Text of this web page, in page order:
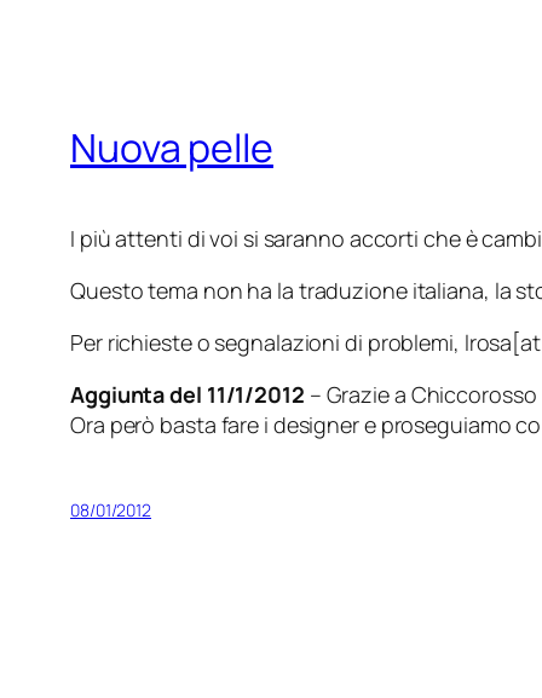
Nuova pelle
I più attenti di voi si saranno accorti che è
Questo tema non ha la traduzione italiana, la
Per richieste o segnalazioni di problemi,
Aggiunta del 11/1/2012 – Grazie a Chiccorosso
Ora però basta fare i designer e proseguiamo
08/01/2012